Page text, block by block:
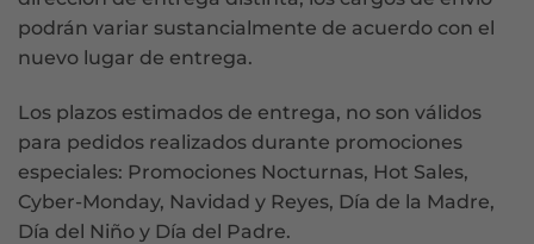
podrán variar sustancialmente de acuerdo con el
nuevo lugar de entrega.
Los plazos estimados de entrega, no son válidos
para pedidos realizados durante promociones
especiales: Promociones Nocturnas, Hot Sales,
Cyber-Monday, Navidad y Reyes, Día de la Madre,
Día del Niño y Día del Padre.